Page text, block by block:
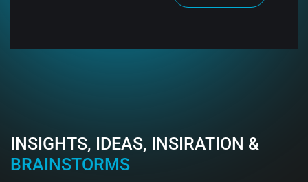
INSIGHTS, IDEAS, INSIRATION &
BRAINSTORMS